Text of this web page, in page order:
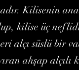
Kilisenin ana
kilise üç
alçı süslü bir
ahşap alçılı